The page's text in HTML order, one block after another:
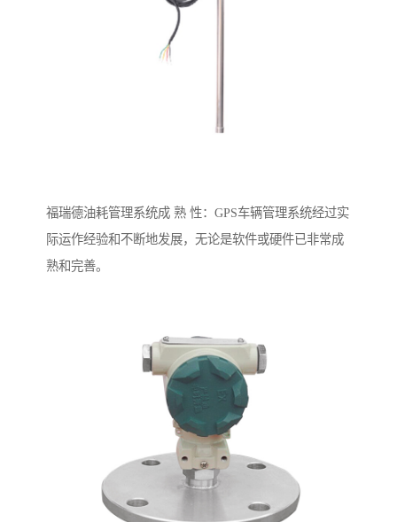
福瑞德油耗管理系统成 熟 性：GPS车辆管理系统经过实
际运作经验和不断地发展，无论是软件或硬件已非常成
熟和完善。